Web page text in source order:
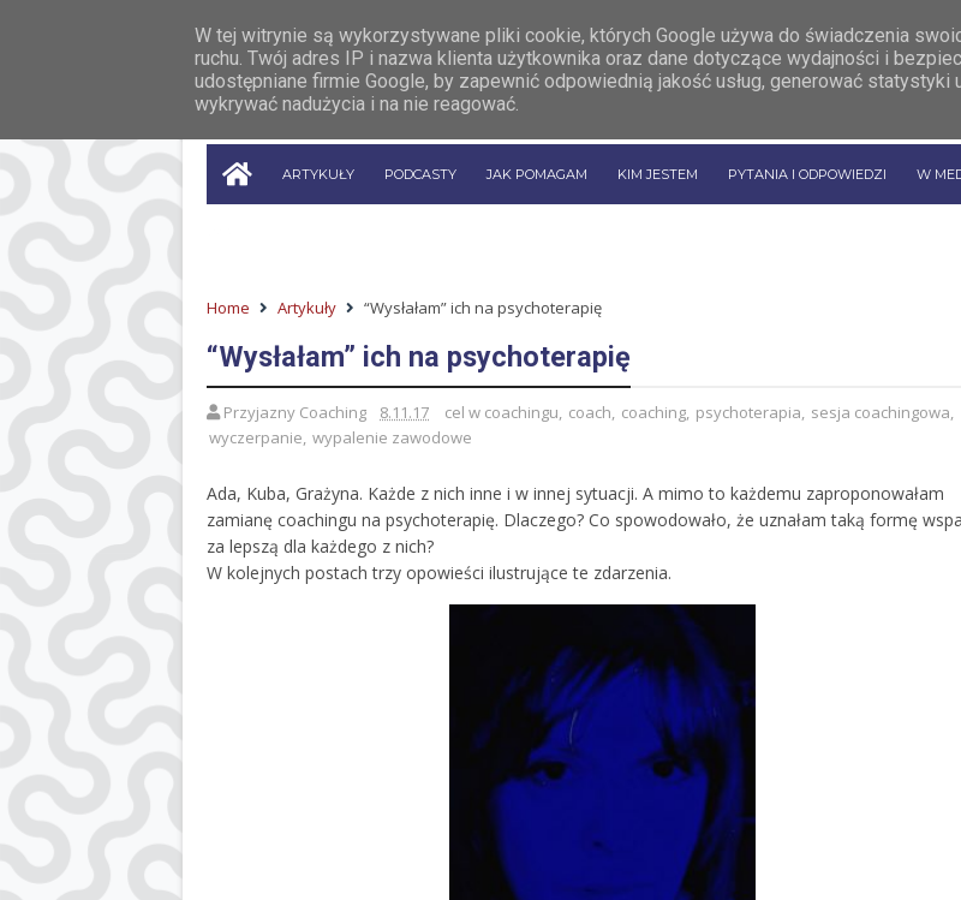
ARTYKUŁY PODCASTY JAK POMAGAM KIM JESTEM PYTANIA I ODPOWIEDZI W
Home Artykuły “Wysłałam” ich na psychoterapię
“Wysłałam” ich na psychoterapię
Przyjazny Coaching 8.11.17 cel w coachingu, coach, coaching, psychoterapia, sesja coachingowa,
wyczerpanie, wypalenie zawodowe
Ada, Kuba, Grażyna. Każde z nich inne i w innej sytuacji. A mimo to każdemu zaproponowałam
zamianę coachingu na psychoterapię. Dlaczego? Co spowodowało, że uznałam taką formę
za lepszą dla każdego z nich?
W kolejnych postach trzy opowieści ilustrujące te zdarzenia.
W tej witrynie są wykorzystywane pliki cookie, których Google używa do świadczenia
ruchu. Twój adres IP i nazwa klienta użytkownika oraz dane dotyczące wydajności i
udostępniane firmie Google, by zapewnić odpowiednią jakość usług, generować statystyki
wykrywać nadużycia i na nie reagować.